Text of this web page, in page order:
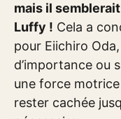
mais il
Luffy ! Cela a
pour Eiichiro
d’importance ou
une force motrice
rester cachée